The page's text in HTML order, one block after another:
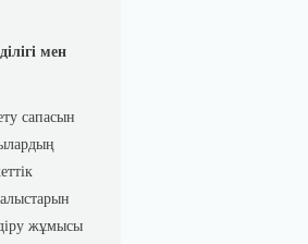
мен
сапасын
жұмысы